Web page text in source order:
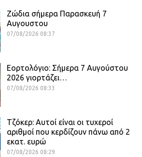
Ζώδια σήμερα Παρασκευή 7
Αυγουστου
07/08/2026 08:37
Εορτολόγιο: Σήμερα 7 Αυγούστου
2026 γιορτάζει…
07/08/2026 08:33
Τζόκερ: Αυτοί είναι οι τυχεροί
αριθμοί που κερδίζουν πάνω από 2
εκατ. ευρώ
07/08/2026 08:29